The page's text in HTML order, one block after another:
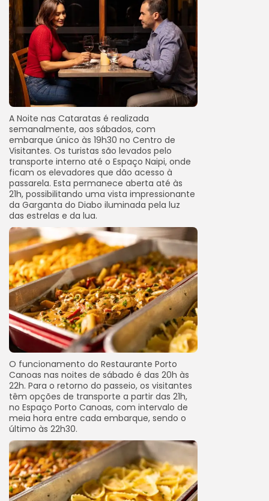
A Noite nas Cataratas é realizada
semanalmente, aos sábados, com
embarque único às 19h30 no Centro de
Visitantes. Os turistas são levados pelo
transporte interno até o Espaço Naipi, onde
ficam os elevadores que dão acesso à
passarela. Esta permanece aberta até às
21h, possibilitando uma vista impressionante
da Garganta do Diabo iluminada pela luz
das estrelas e da lua.
O funcionamento do Restaurante Porto
Canoas nas noites de sábado é das 20h às
22h. Para o retorno do passeio, os visitantes
têm opções de transporte a partir das 21h,
no Espaço Porto Canoas, com intervalo de
meia hora entre cada embarque, sendo o
último às 22h30.